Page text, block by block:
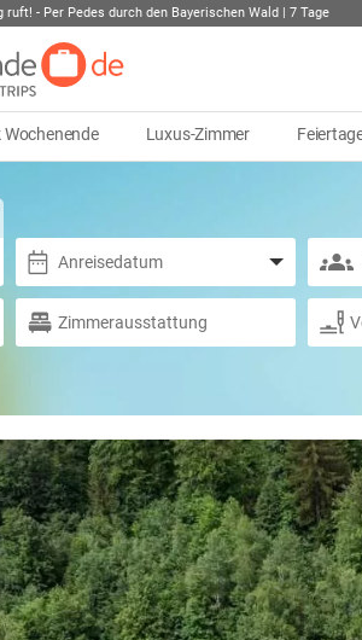
ruft! - Per Pedes durch den Bayerischen Wald | 7 Tage
Luxus-Zimmer